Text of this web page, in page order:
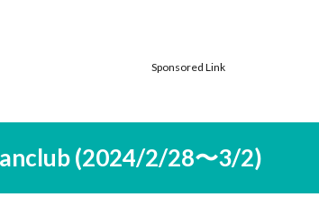
Sponsored Link
(2024/2/28〜3/2)